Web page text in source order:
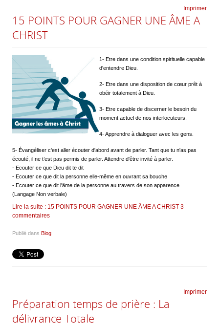
Imprimer
15 POINTS POUR GAGNER UNE ÂME A
CHRIST
1- Etre dans une condition spirituelle capable
d'entendre Dieu.
2- Etre dans une disposition de cœur prêt à
obéir totalement à Dieu.
3- Etre capable de discerner le besoin du
moment actuel de nos interlocuteurs.
4- Apprendre à dialoguer avec les gens.
5- Évangéliser c'est aller écouter d'abord avant de parler. Tant que tu n'as pas
écouté, il ne t’est pas permis de parler. Attendre d'être invité à parler.
- Ecouter ce que Dieu dit te dit
- Ecouter ce que dit la personne elle-même en ouvrant sa bouche
- Ecouter ce que dit l'âme de la personne au travers de son apparence
(Langage Non verbale)
Lire la suite : 15 POINTS POUR GAGNER UNE ÂME A CHRIST 3
commentaires
Publié dans Blog
Imprimer
Préparation temps de prière : La
délivrance Totale